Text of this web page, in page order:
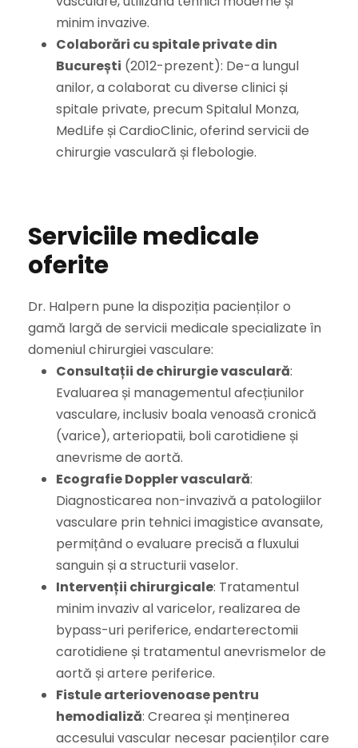
minim invazive.
Colaborări cu spitale private din
București (2012-prezent): De-a lungul
anilor, a colaborat cu diverse clinici și
spitale private, precum Spitalul Monza,
MedLife și CardioClinic, oferind servicii de
chirurgie vasculară și flebologie.
Serviciile medicale
oferite
Dr. Halpern pune la dispoziția pacienților o
gamă largă de servicii medicale specializate în
domeniul chirurgiei vasculare:
Consultații de chirurgie vasculară:
Evaluarea și managementul afecțiunilor
vasculare, inclusiv boala venoasă cronică
(varice), arteriopatii, boli carotidiene și
anevrisme de aortă.
Ecografie Doppler vasculară:
Diagnosticarea non-invazivă a patologiilor
vasculare prin tehnici imagistice avansate,
permițând o evaluare precisă a fluxului
sanguin și a structurii vaselor.
Intervenții chirurgicale: Tratamentul
minim invaziv al varicelor, realizarea de
bypass-uri periferice, endarterectomii
carotidiene și tratamentul anevrismelor de
aortă și artere periferice.
Fistule arteriovenoase pentru
hemodializă: Crearea și menținerea
accesului vascular necesar pacienților care